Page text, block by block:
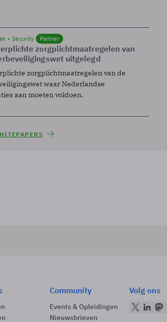
Security Partner
zorgplichtmaatregelen van
uitgelegd
zorgplichtmaatregelen van de
waar Nederlandse
aan moeten voldoen.
Community
Events & Opleidingen
Nieuwsbrieven
Volg ons